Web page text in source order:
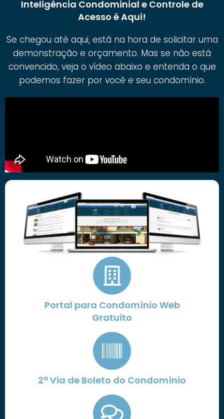
Inteligência Condominial e Controle de
Acesso é Aqui!
Se chegou até aqui, está na hora de solicitar uma
demonstração e orçamento. Mas se não está
convencido, veja o vídeo abaixo e entenda o que
podemos fazer por você e seu condomínio.
Portal para Condomínio Web
Gratuito
2ª Via de Boleto do Condomínio